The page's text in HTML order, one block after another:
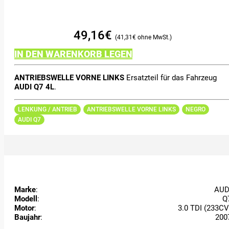
49,16€ 41,31€
IN DEN WARENKORB LEGEN
ANTRIEBSWELLE VORNE LINKS Ersatzteil für das Fahrzeug
AUDI Q7 4L.
LENKUNG / ANTRIEB ANTRIEBSWELLE VORNE LINKS
NEGRO
AUDI Q7
Marke:
Modell :
Motor:
3.0 TDI
Baujahr: